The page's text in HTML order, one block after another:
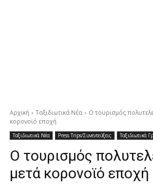
Αρχική Ταξιδιωτικά Νέα
Ο τουρισμός
κορονοϊό εποχή
Ταξιδιωτικά Νέα Press Trips/Συνεντεύξεις Ταξιδιωτικά
Ο τουρισμός
μετά κορονοϊό εποχή